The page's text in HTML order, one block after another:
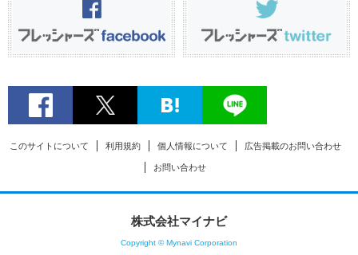
このサイトについて 利用規約 個人情報について 広告掲載のお問い合わせ
お問い合わせ
株式会社マイナビ
Copyright © Mynavi Corporation